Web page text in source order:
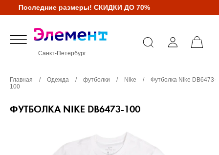
Последние размеры! СКИДКИ ДО 70%
Санкт-Петербург
Главная / Одежда / футболки / Nike /
Футболка Nike DB6473-
100
ФУТБОЛКА NIKE DB6473-100